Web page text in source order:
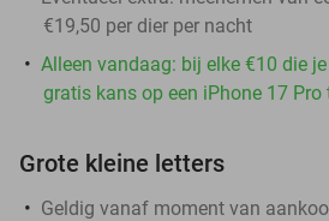
€19,50 per dier per nacht
Alleen vandaag: bij elke €10 die
gratis kans op een iPhone 17 Pro
Grote kleine letters
Geldig vanaf moment van